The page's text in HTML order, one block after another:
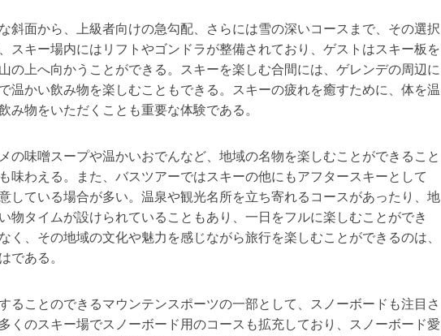
斜面から、上級者向けの急勾配、さらには雪の深いコースまで、その選択
スキー場内にはリフトやゴンドラが整備されており、ゲストはスキー板を
の上へ向かうことができる。スキーを楽しむ合間には、ゲレンデの周辺に
温かい飲み物を楽しむこともできる。スキーの疲れを癒すために、体を温
み物をいただくことも重要な体験である。
の味噌スープや温かいおでんなど、地域の名物を楽しむことができること
味わえる。また、バスツアーではスキーの他にもアフタースキーとして
している場合が多い。温泉や観光名所を立ち寄れるコースがあったり、地
物タイムが設けられていることもあり、一日をフルに楽しむことができ
く、その地域の文化や魅力を感じながら旅行を楽しむことができるのは、
である。
ることのできるマウンテンスポーツの一部として、スノーボードも注目さ
くのスキー場でスノーボード用のコースも拡充しており、スノーボード愛